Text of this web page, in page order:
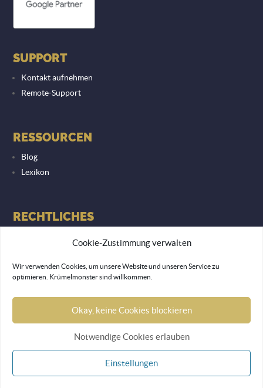
Cookie-Zustimmung verwalten
Wir verwenden Cookies, um unsere Website und unseren Service zu
optimieren. Krümelmonster sind willkommen.
Okay, keine Cookies blockieren
Notwendige Cookies erlauben
Einstellungen
SUPPORT
Kontakt aufnehmen
Remote-Support
RESSOURCEN
Blog
Lexikon
RECHTLICHES
© 2026 Lemon Monkey Network GmbH